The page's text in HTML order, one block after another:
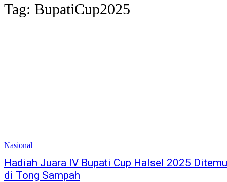
Tag: BupatiCup2025
Nasional
Hadiah Juara IV Bupati Cup Halsel 2025
di Tong Sampah